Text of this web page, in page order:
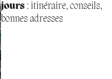
jours: itinéraire, conseils,
bonnes adresses